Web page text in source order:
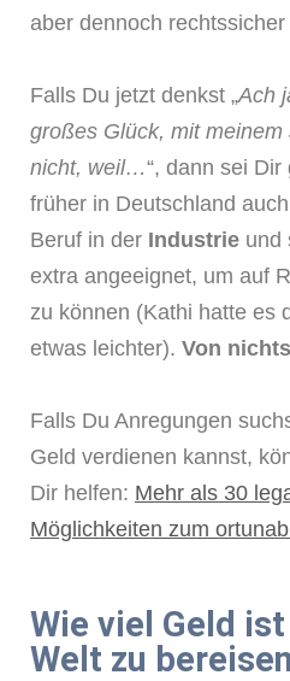
aber dennoch rechtssicher
Falls Du jetzt denkst „Ach
großes Glück, mit
nicht, weil…“, dann sei
früher in Deutschland
Beruf in der Industrie und
extra angeeignet, um auf
zu können (Kathi hatte es
etwas leichter). Von
Falls Du Anregungen
Geld verdienen kannst,
Dir helfen: Mehr als 30
Möglichkeiten zum
Wie viel Geld
Welt zu